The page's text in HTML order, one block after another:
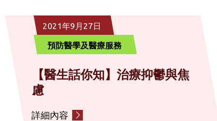
2021年9月27日
預防醫學及醫療服務
【醫生話你知】治療抑鬱與焦
慮
詳細內容